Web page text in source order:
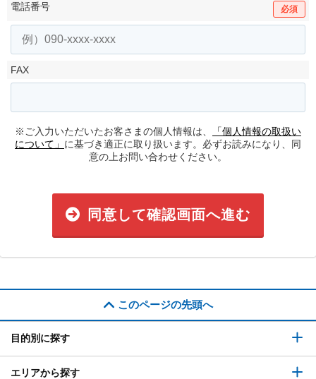
電話番号 必須
FAX
※ご入力いただいたお客さまの個人情報は、
「個人情報の取扱い
について」 に基づき適正に取り扱います。必ずお読みになり、同
意の上お問い合わせください。
同意して確認画面へ進む
このページの先頭へ
目的別に探す
エリアから探す